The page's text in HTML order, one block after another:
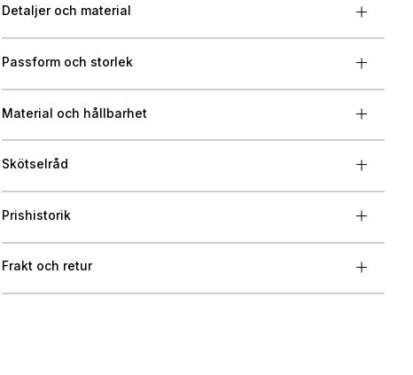
Detaljer och material
Passform och storlek
Material och hållbarhet
Skötselråd
Prishistorik
Frakt och retur